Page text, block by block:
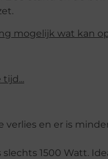
mogelijk wat kan
en er is
slechts 1500 Watt.